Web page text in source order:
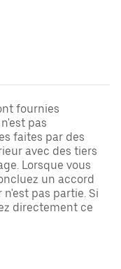
fournies
pas
faites par des
avec des tiers
Lorsque vous
un accord
pas partie. Si
directement ce